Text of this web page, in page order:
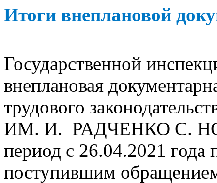
Итоги внеплановой
Государственной
внеплановая
трудового
ИМ. И. РАДЧЕНКО С.
период с 26.04.2021 года
поступившим